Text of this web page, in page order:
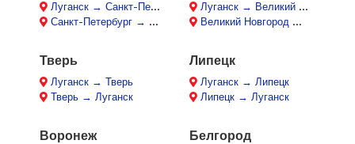
Луганск → Санкт-Петербург
Санкт-Петербург → Луганск
Луганск → Великий Новгород
Великий Новгород → Луганск
Тверь
Луганск → Тверь
Тверь → Луганск
Липецк
Луганск → Липецк
Липецк → Луганск
Воронеж Белгород